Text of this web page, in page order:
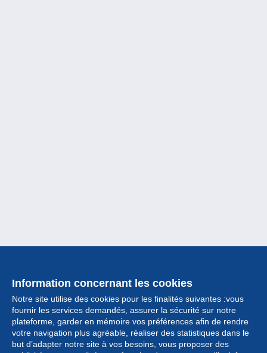
Information concernant les cookies
Notre site utilise des cookies pour les finalités suivantes :vous
fournir les services demandés, assurer la sécurité sur notre
plateforme, garder en mémoire vos préférences afin de rendre
votre navigation plus agréable, réaliser des statistiques dans le
but d’adapter notre site à vos besoins, vous proposer des
Collection